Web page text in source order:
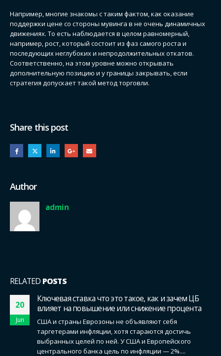
Например, многие знакомы с таким фактом, как оказание
поддержки цене со стороны мувинга в не очень динамичных
движениях. То есть наблюдается в целом равномерный,
например, рост, который состоит из фаз самого роста и
последующих неглубоких и непродолжительных откатов.
Соответственно, на этом уровне можно открывать
дополнительную позицию и у границы закрывать, если
стратегия допускает такой метод торговли.
Share this post
Author
admin
RELATED POSTS
20
Jun
Ключевая ставка что это такое, как и зачем ЦБ
влияет на повышение или снижение процента
США и страны Еврозоны не объявляют себя
таргетерами инфляции, хотя стараются достичь
выбранных целей по ней. У США и Европейского
центрального банка цель по инфляции — 2%....